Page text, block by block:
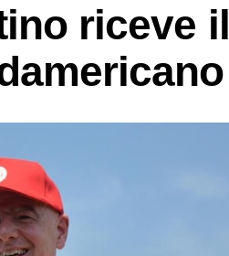
riceve il